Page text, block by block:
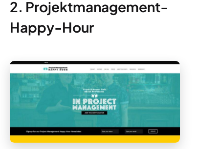
2. Projektmanagement-
Happy-Hour